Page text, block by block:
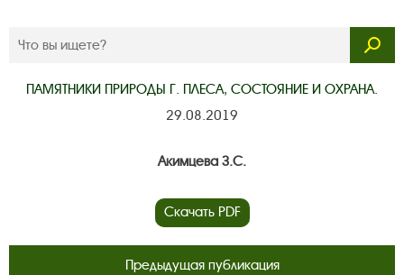
ПАМЯТНИКИ ПРИРОДЫ Г. ПЛЕСА, СОСТОЯНИЕ И ОХРАНА.
29.08.2019
Акимцева З.С.
Скачать PDF
Предыдущая публикация